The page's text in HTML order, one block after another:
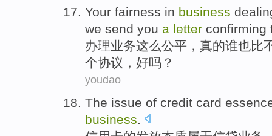
Your fairness in business
we send you a letter confirming
办理业务这么公平 ， 真的谁也比
个协议，好吗？
youdao
The issue of credit card
business